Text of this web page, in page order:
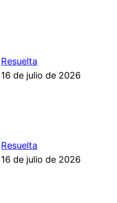
Resuelta
16 de julio de 2026
Resuelta
16 de julio de 2026